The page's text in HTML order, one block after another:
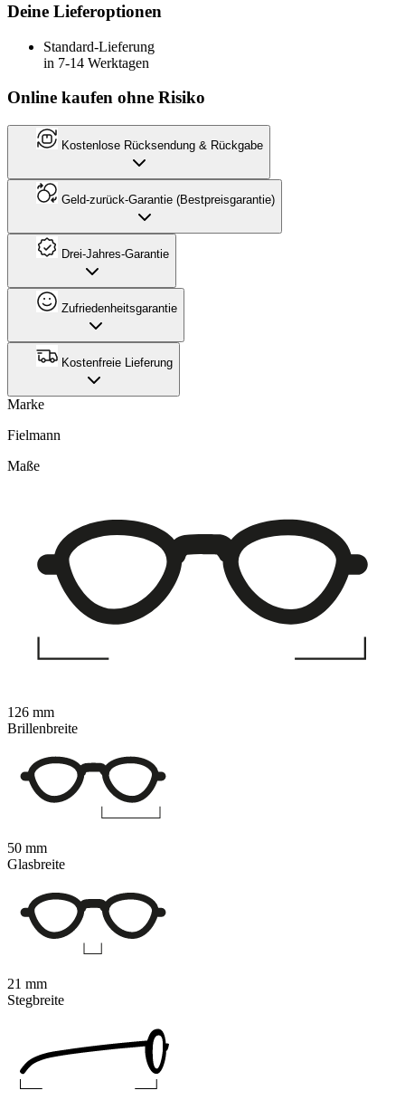
Deine Lieferoptionen
Standard-Lieferung
in 7-14 Werktagen
Online kaufen ohne Risiko
Kostenlose Rücksendung & Rückgabe
Geld-zurück-Garantie (Bestpreisgarantie)
Drei-Jahres-Garantie
Zufriedenheitsgarantie
Kostenfreie Lieferung
Marke
Fielmann
Maße
126 mm
Brillenbreite
50 mm
Glasbreite
21 mm
Stegbreite